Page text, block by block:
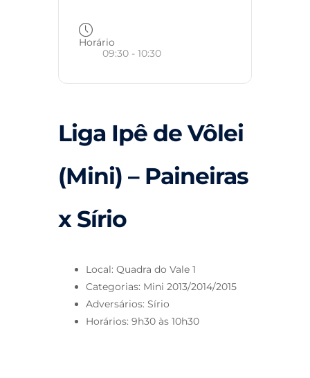
Horário
09:30 - 10:30
Liga Ipê de Vôlei
(Mini) – Paineiras
x Sírio
Local: Quadra do Vale 1
Categorias: Mini 2013/2014/2015
Adversários: Sírio
Horários: 9h30 às 10h30